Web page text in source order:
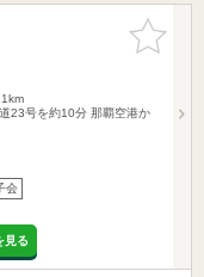
お気に入
りに追加
23号を約10分 那覇空港か
会
見る